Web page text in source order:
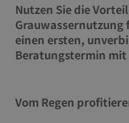
Nutzen Sie die
Grauwassernutzung
einen ersten,
Beratungstermin
Vom Regen